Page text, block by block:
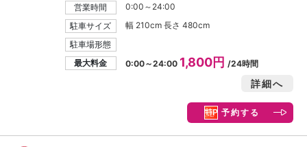
営業時間
0:00～24:00
駐車サイズ
幅 210cm 長さ 480cm
駐車場形態
最大料金
0:00～24:00 1,800円 /24時間
詳細へ
予約する